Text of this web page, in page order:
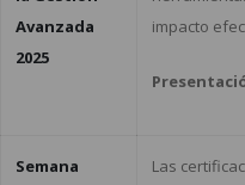
Avanzada
2025
impacto
Semana
Las